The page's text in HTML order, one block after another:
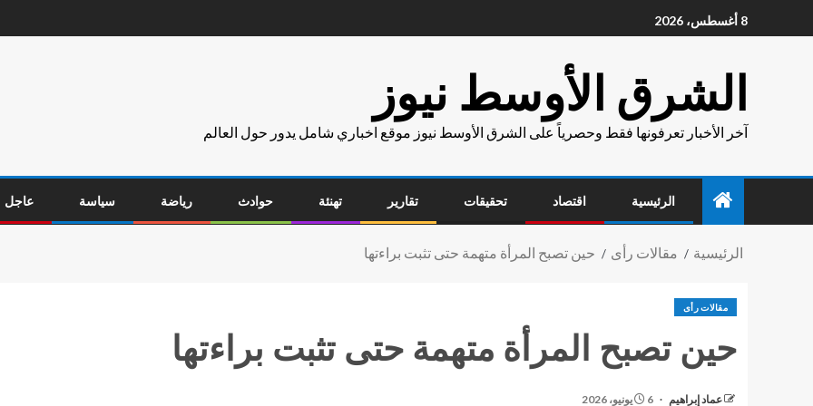
8 أغسطس، 2026
الشرق الأوسط نيوز
آخر الأخبار تعرفونها فقط وحصرياً على الشرق الأوسط نيوز موقع اخباري شامل يدور حول العالم
الرئيسية اقتصاد تحقيقات تقارير تهنئة حوادث رياضة سياسة عاجل
الرئيسية مقالات رأى حين تصبح المرأة متهمة حتى تثبت براءتها
مقالات رأى
حين تصبح المرأة متهمة حتى تثبت براءتها
عماد إبراهيم 6 يونيو، 2026